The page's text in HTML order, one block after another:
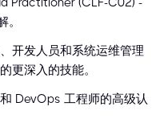
开发人员和系统运维管理
更深入的技能。
DevOps 工程师的高级认